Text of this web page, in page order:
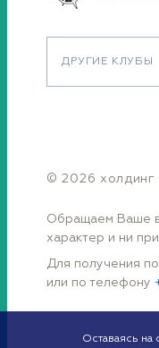
ДРУГИЕ КЛУБЫ
© 2026 холдинг
Обращаем Ваше
характер и ни
Для получения
или по телефону
Оставаясь на